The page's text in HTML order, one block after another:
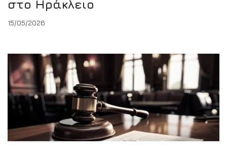
στο Ηράκλειο
15/05/2026